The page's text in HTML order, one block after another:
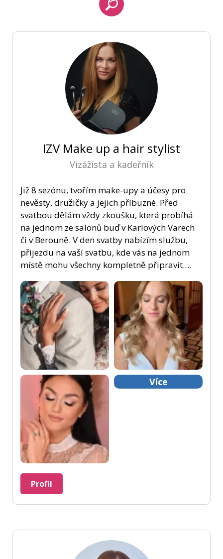
IZV Make up a hair stylist
Vizážista a kadeřník
Již 8 sezónu, tvořím make-upy a účesy pro
nevěsty, družičky a jejich příbuzné. Před
svatbou dělám vždy zkoušku, která probíhá
na jednom ze salonů buď v Karlových Varech
či v Berouně. V den svatby nabízím službu,
přijezdu na vaší svatbu, kde vás na jednom
místě mohu všechny kompletně připravit.…
Více
Profil